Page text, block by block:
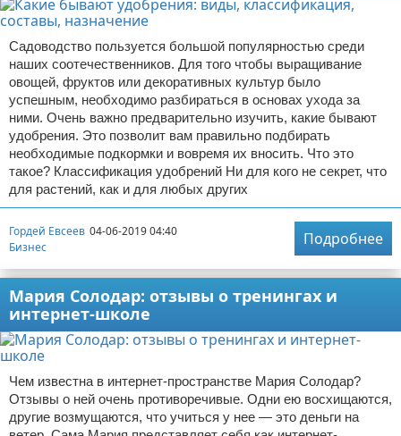
Садоводство пользуется большой популярностью среди
наших соотечественников. Для того чтобы выращивание
овощей, фруктов или декоративных культур было
успешным, необходимо разбираться в основах ухода за
ними. Очень важно предварительно изучить, какие бывают
удобрения. Это позволит вам правильно подбирать
необходимые подкормки и вовремя их вносить. Что это
такое? Классификация удобрений Ни для кого не секрет, что
для растений, как и для любых других
Гордей Евсеев 04-06-2019 04:40
Бизнес
Подробнее
Мария Солодар: отзывы о тренингах и
интернет-школе
Чем известна в интернет-пространстве Мария Солодар?
Отзывы о ней очень противоречивые. Одни ею восхищаются,
другие возмущаются, что учиться у нее — это деньги на